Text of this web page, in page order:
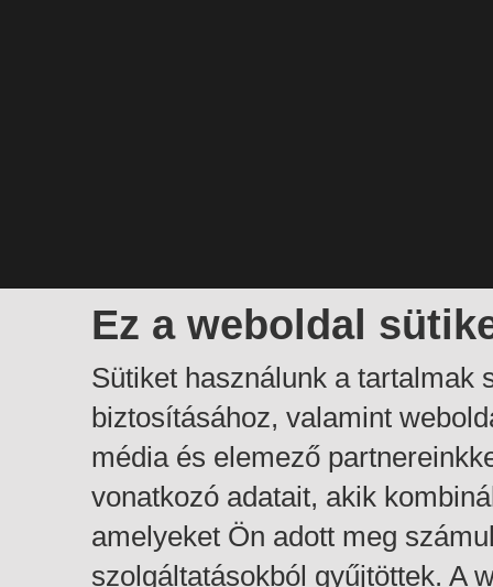
Ez a weboldal
Sütiket használunk a tartalmak
biztosításához, valamint
média és elemező
vonatkozó adatait, akik
amelyeket Ön adott meg
szolgáltatásokból gyűjtöttek. A